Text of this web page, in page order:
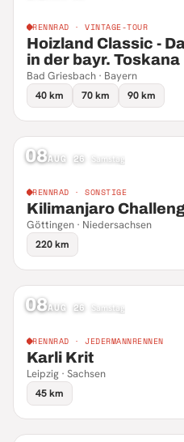
RENNRAD · VINTAGE-TOUR
Hoizland Classic -
in der bayr. Toskana
Bad Griesbach · Bayern
40 km
70 km 90 km
08AUG 26 Samstag
RENNRAD · SONSTIGE
Kilimanjaro
Göttingen · Niedersachsen
220 km
08AUG 26 Samstag
RENNRAD · JEDERMANNRENNEN
Karli Krit
Leipzig · Sachsen
45 km